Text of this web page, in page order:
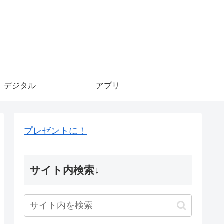
デジタル アプリ
プレゼントに！
サイト内検索↓